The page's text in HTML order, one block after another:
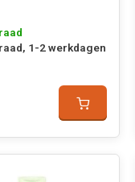
1-2 werkdagen